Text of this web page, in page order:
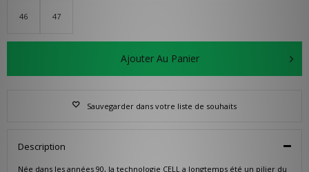
46 47
Ajouter Au Panier
Sauvegarder dans votre liste de souhaits
Description
Née dans les années 90, la technologie CELL a longtemps été un pilier du